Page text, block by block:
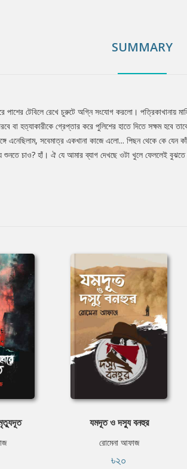
SUMMARY
পাশের টেবিলে রেখে চুরুটে অগ্নি সংযোগ করলো। পত্রিকাখানায়
বা হত্যাকারীকে গ্রেপ্তার করে পুলিশের হাতে দিতে সক্ষম
এনেছিলাম, সবেমাত্র একখানা কাজে এলো... পিছন থেকে কে যেন
শুনতে চাও? হাঁ। ঐ যে আমার ব্যাগ দেখছে ওটা খুলে ফেললেই
যমদূত ও দস্যু বনহুর
রোমেনা আফাজ
৳২০